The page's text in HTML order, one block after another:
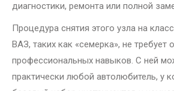
диагностики, ремонта или полной
Процедура снятия этого узла на
ВАЗ, таких как «семерка», не требует
профессиональных навыков. С ней
практически любой автолюбитель, у